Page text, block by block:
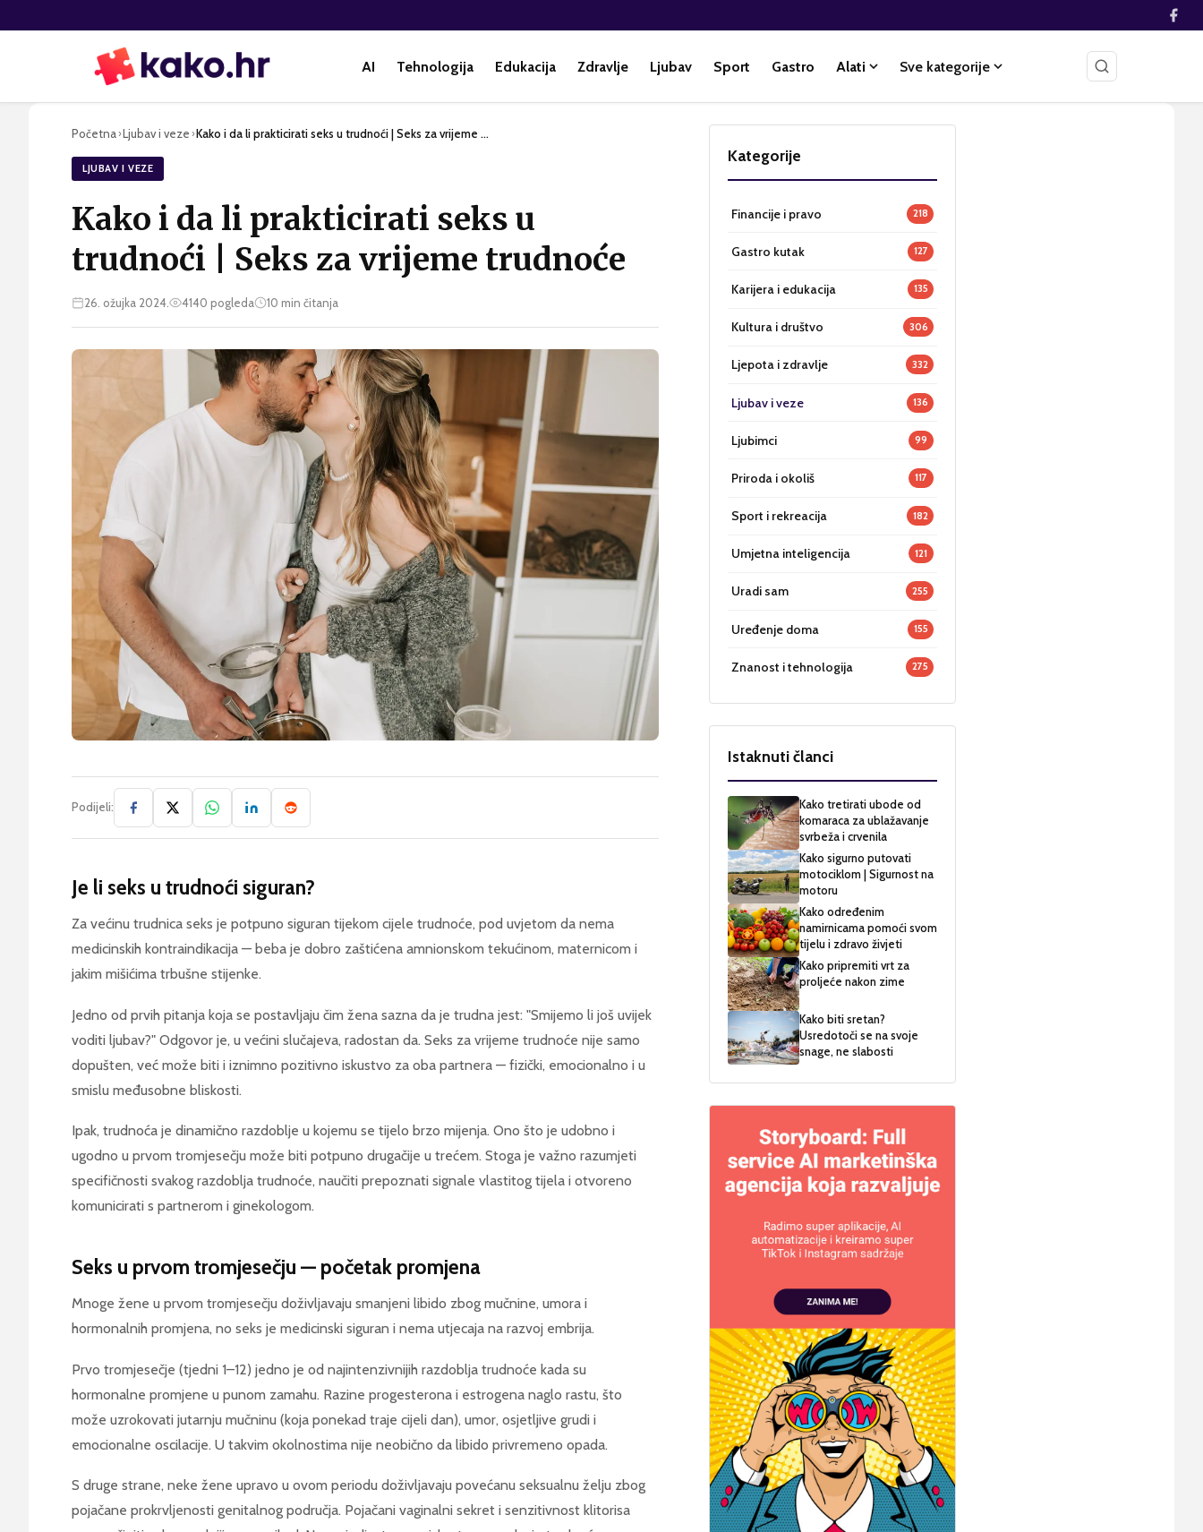
AI Tehnologija Edukacija Zdravlje Ljubav Sport Gastro Alati Sve kategorije
Početna›Ljubav i veze ›Kako i da li prakticirati seks u trudnoći | Seks za vrijeme …
LJUBAV I VEZE
Kako i da li prakticirati seks u
trudnoći | Seks za vrijeme trudnoće
26. ožujka 2024. 4140 pogleda 10 min čitanja
Podijeli:
Je li seks u trudnoći siguran?
Za većinu trudnica seks je potpuno siguran tijekom cijele trudnoće, pod uvjetom da nema
medicinskih kontraindikacija — beba je dobro zaštićena amnionskom tekućinom, maternicom i
jakim mišićima trbušne stijenke.
Jedno od prvih pitanja koja se postavljaju čim žena sazna da je trudna jest: "Smijemo li još uvijek
voditi ljubav?" Odgovor je, u većini slučajeva, radostan da. Seks za vrijeme trudnoće nije samo
dopušten, već može biti i iznimno pozitivno iskustvo za oba partnera — fizički, emocionalno i u
smislu međusobne bliskosti.
Ipak, trudnoća je dinamično razdoblje u kojemu se tijelo brzo mijenja. Ono što je udobno i
ugodno u prvom tromjesečju može biti potpuno drugačije u trećem. Stoga je važno razumjeti
specifičnosti svakog razdoblja trudnoće, naučiti prepoznati signale vlastitog tijela i otvoreno
komunicirati s partnerom i ginekologom.
Seks u prvom tromjesečju — početak promjena
Mnoge žene u prvom tromjesečju doživljavaju smanjeni libido zbog mučnine, umora i
hormonalnih promjena, no seks je medicinski siguran i nema utjecaja na razvoj embrija.
Prvo tromjesečje (tjedni 1–12) jedno je od najintenzivnijih razdoblja trudnoće kada su
hormonalne promjene u punom zamahu. Razine progesterona i estrogena naglo rastu, što
može uzrokovati jutarnju mučninu (koja ponekad traje cijeli dan), umor, osjetljive grudi i
emocionalne oscilacije. U takvim okolnostima nije neobično da libido privremeno opada.
S druge strane, neke žene upravo u ovom periodu doživljavaju povećanu seksualnu želju zbog
pojačane prokrvljenosti genitalnog područja. Pojačani vaginalni sekret i senzitivnost klitorisa
Kategorije
Financije i pravo 218
Gastro kutak 127
Karijera i edukacija 135
Kultura i društvo 306
Ljepota i zdravlje 332
Ljubav i veze 136
Ljubimci 99
Priroda i okoliš 117
Sport i rekreacija 182
Umjetna inteligencija 121
Uradi sam 255
Uređenje doma 155
Znanost i tehnologija 275
Istaknuti članci
Kako tretirati ubode od
komaraca za ublažavanje
svrbeža i crvenila
Kako sigurno putovati
motociklom | Sigurnost na
motoru
Kako određenim
namirnicama pomoći svom
tijelu i zdravo živjeti
Kako pripremiti vrt za
proljeće nakon zime
Kako biti sretan?
Usredotoči se na svoje
snage, ne slabosti